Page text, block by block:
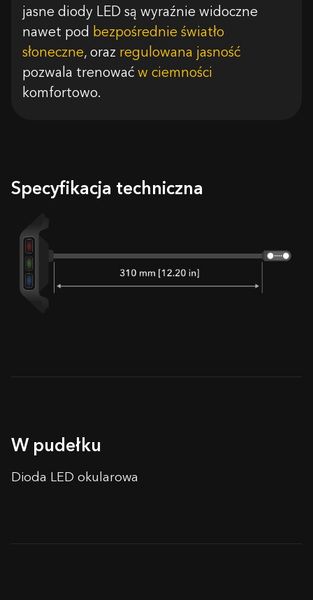
jasne diody LED są wyraźnie widoczne
nawet pod bezpośrednie światło
słoneczne, oraz regulowana jasność
pozwala trenować w ciemności
komfortowo.
Specyfikacja techniczna
W pudełku
Dioda LED okularowa